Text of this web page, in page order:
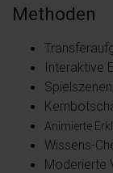
Methoden
Interaktive
Spielszenen
Animierte
Wissens-
Moderierte